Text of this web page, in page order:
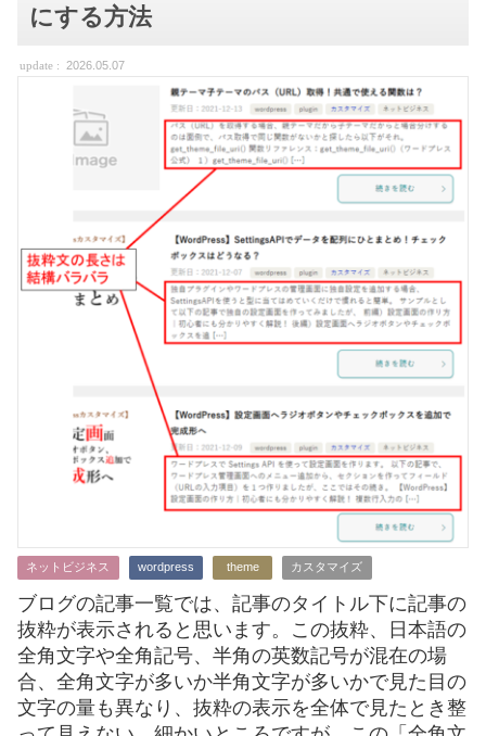
にする方法
2026.05.07
ネットビジネス wordpress theme カスタマイズ
ブログの記事一覧では、記事のタイトル下に記事の
抜粋が表示されると思います。この抜粋、日本語の
全角文字や全角記号、半角の英数記号が混在の場
合、全角文字が多いか半角文字が多いかで見た目の
文字の量も異なり、抜粋の表示を全体で見たとき整